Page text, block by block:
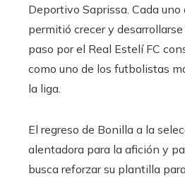
Deportivo Saprissa. Cada
permitió crecer y
paso por el Real Estelí FC
como uno de los futbolistas
la liga.
El regreso de Bonilla a la
alentadora para la afición y
busca reforzar su plantilla